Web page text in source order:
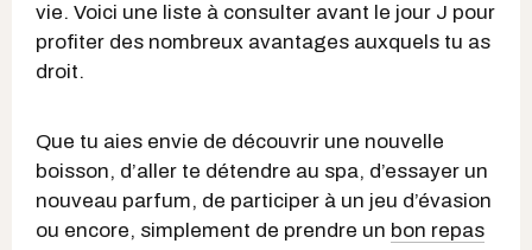
vie. Voici une liste à consulter avant le jour J pour
profiter des nombreux avantages auxquels tu as
droit.
Que tu aies envie de découvrir une nouvelle
boisson, d’aller te détendre au spa, d’essayer un
nouveau parfum, de participer à un jeu d’évasion
ou encore, simplement de prendre un bon repas